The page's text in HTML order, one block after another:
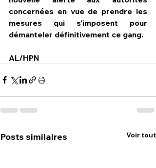
concernées en vue de prendre les
mesures qui s'imposent pour
démanteler définitivement ce gang.
AL/HPN
Posts similaires Voir tout